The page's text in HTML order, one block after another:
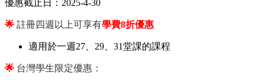
優惠截止日：2025-4-30
🌟 註冊四週以上可享有學費8折優惠
適用於一週27、29、31堂課的課程
🌟 台灣學生限定優惠：